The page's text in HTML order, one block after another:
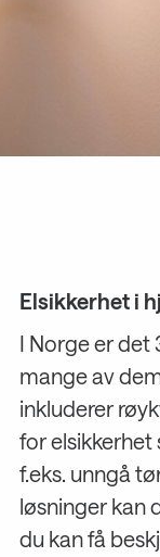
Elsikkerhet i
I Norge er det
mange av
inkluderer
for
f.eks. unngå
løsninger kan
du kan få